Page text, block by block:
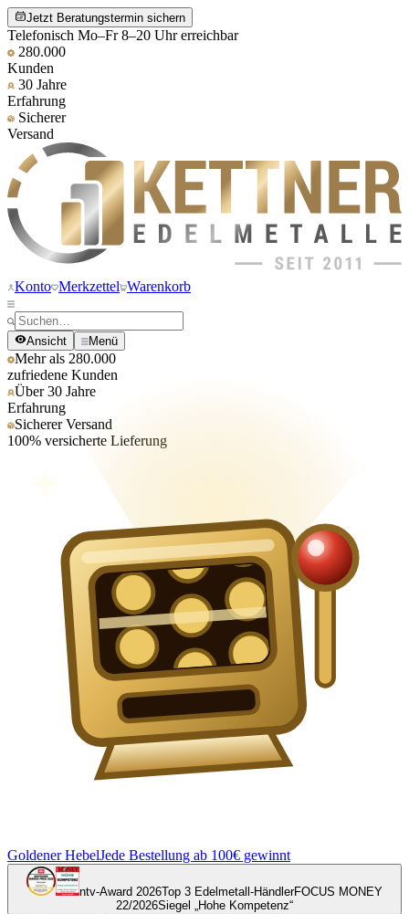
Jetzt Beratungstermin sichern
Telefonisch Mo–Fr 8–20 Uhr erreichbar
280.000
Kunden
30 Jahre
Erfahrung
Sicherer
Versand
Konto Merkzettel Warenkorb
Ansicht Menü
Mehr als 280.000
zufriedene Kunden
Über 30 Jahre
Erfahrung
Sicherer Versand
100% versicherte Lieferung
Goldener HebelJede Bestellung ab 100€ gewinnt
ntv-Award 2026Top 3 Edelmetall-HändlerFOCUS MONEY
22/2026Siegel „Hohe Kompetenz“